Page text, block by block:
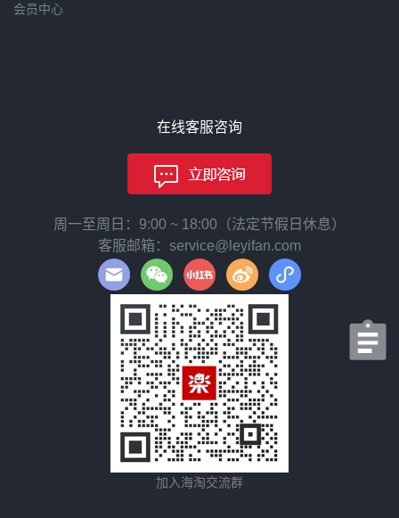
会员中心
在线客服咨询
周一至周日：9:00 ~ 18:00（法定节假日休息）
客服邮箱：service@leyifan.com
加入海淘交流群